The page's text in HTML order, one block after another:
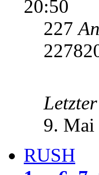
20:50
227
9. Mai
RUSH